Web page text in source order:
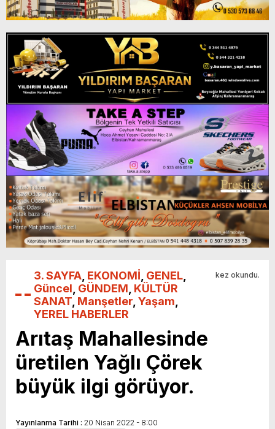
3. SAYFA EKONOMİ GENEL
Güncel GÜNDEM KÜLTÜR
SANAT Manşetler Yaşam
YEREL HABERLER
kez okundu.
Arıtaş Mahallesinde
üretilen Yağlı Çörek
büyük ilgi görüyor.
Yayınlanma Tarihi : 20 Nisan 2022 - 8:00